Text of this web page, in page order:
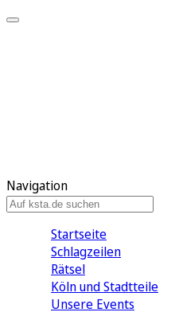
Navigation
Startseite
Schlagzeilen
Rätsel
Köln und Stadtteile
Unsere Events